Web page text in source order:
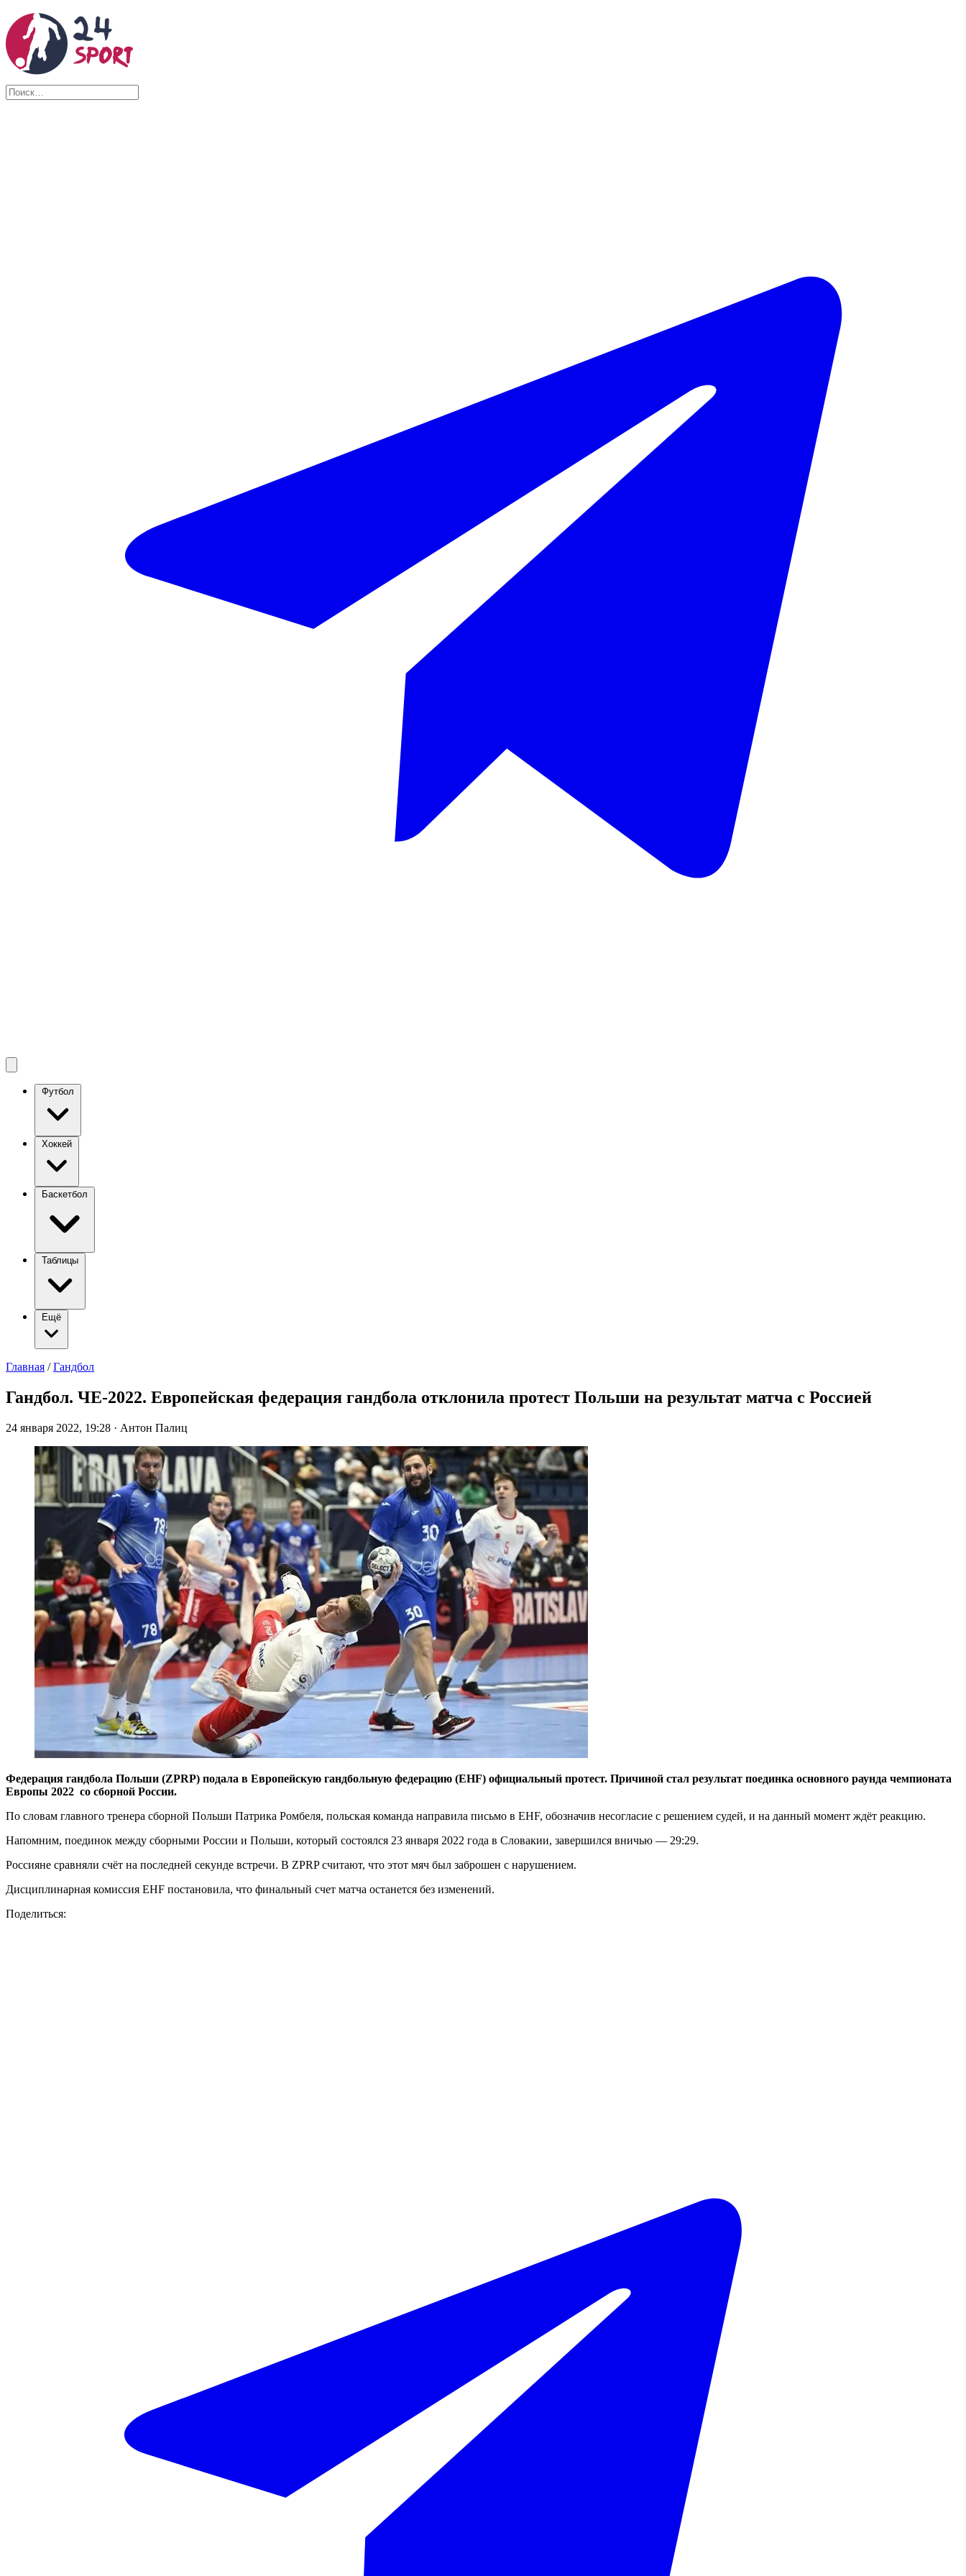
Футбол
Хоккей
Баскетбол
Таблицы
Ещё
Главная / Гандбол
Гандбол. ЧЕ-2022. Европейская федерация гандбола отклонила протест Польши на результат матча с Россией
24 января 2022, 19:28 · Антон Палиц
Федерация гандбола Польши (ZPRP) подала в Европейскую гандбольную федерацию (EHF) официальный протест. Причиной стал результат поединка основного раунда чемпионата
Европы 2022 со сборной России.
По словам главного тренера сборной Польши Патрика Ромбеля, польская команда направила письмо в EHF, обозначив несогласие с решением судей, и на данный момент ждёт реакцию.
Напомним, поединок между сборными России и Польши, который состоялся 23 января 2022 года в Словакии, завершился вничью — 29:29.
Россияне сравняли счёт на последней секунде встречи. В ZPRP считают, что этот мяч был заброшен с нарушением.
Дисциплинарная комиссия EHF постановила, что финальный счет матча останется без изменений.
Поделиться: